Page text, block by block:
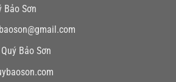
Bảo Sơn
Bảo Sơn